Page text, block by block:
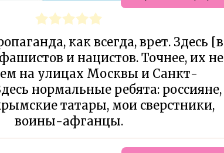
как всегда, врет. Здесь [в
и нацистов. Точнее, их не
на улицах Москвы и Санкт-
нормальные ребята: россияне,
татары, мои сверстники,
воины-афганцы.